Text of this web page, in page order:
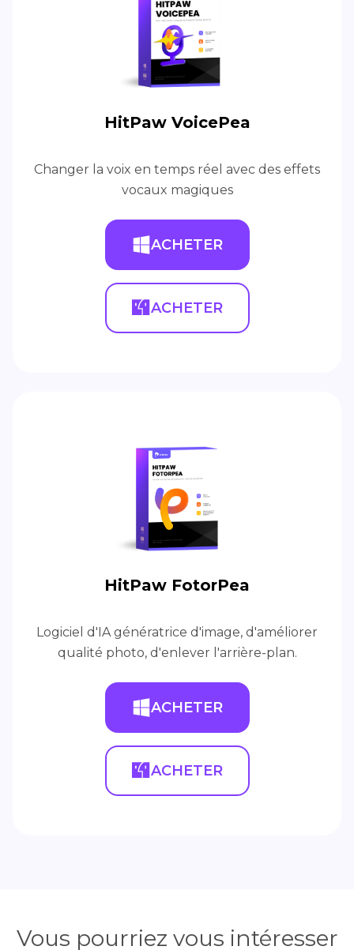
HitPaw VoicePea
Changer la voix en temps réel avec des effets
vocaux magiques
ACHETER
ACHETER
HitPaw FotorPea
Logiciel d'IA génératrice d'image, d'améliorer
qualité photo, d'enlever l'arrière-plan.
ACHETER
ACHETER
Vous pourriez vous intéresser